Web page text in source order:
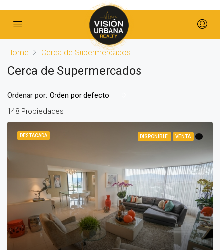
Home Cerca de Supermercados
Cerca de Supermercados
148 Propiedades
Ordenar por: Orden por defecto
DESTACADA DISPONIBLE VENTA